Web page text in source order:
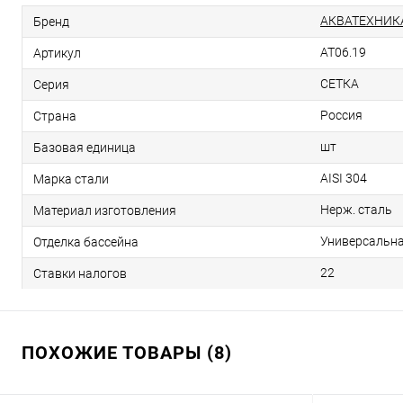
Бренд
Артикул AT06.19
Серия СЕТКА
Страна Россия
Базовая единица шт
Марка стали AISI 304
Материал изготовления Нерж. сталь
Отделка бассейна
Ставки налогов 22
ПОХОЖИЕ ТОВАРЫ (8)